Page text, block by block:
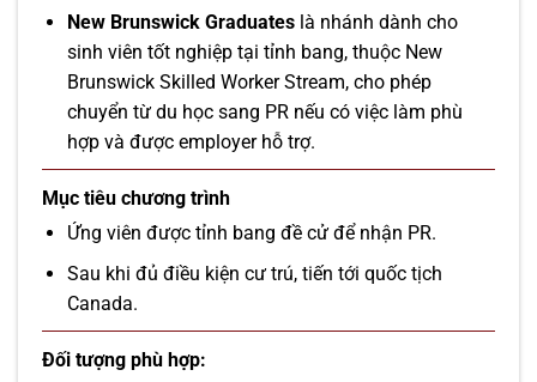
New Brunswick Graduateslà nhánh dành cho
sinh viên tốt nghiệp tại tỉnh bang, thuộc New
Brunswick Skilled Worker Stream, cho phép
chuyển từ du học sang PR nếu có việc làm phù
hợp và được employer hỗ trợ.
Mục tiêu chương trình
Ứng viên được tỉnh bang đề cử để nhận PR.
Sau khi đủ điều kiện cư trú, tiến tới quốc tịch
Canada.
Đối tượng phù hợp: